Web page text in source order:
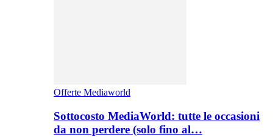
Offerte Mediaworld
Sottocosto MediaWorld: tutte le occasioni
da non perdere (solo fino al…